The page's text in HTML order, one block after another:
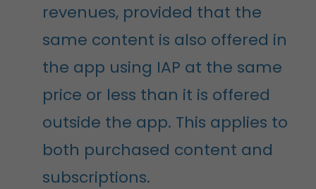
revenues, provided that the
same content is also offered in
the app using IAP at the same
price or less than it is offered
outside the app. This applies to
both purchased content and
subscriptions.